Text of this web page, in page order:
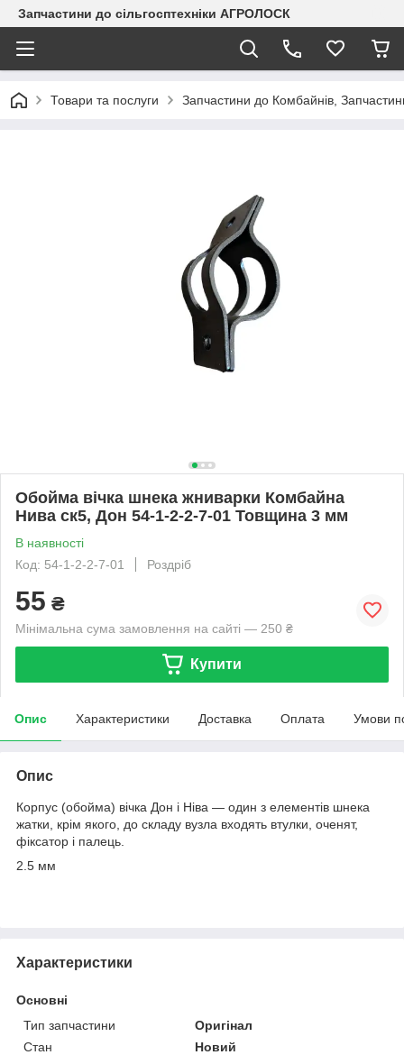
Запчастини до сільгосптехніки АГРОЛОСК
Товари та послуги Запчастини до Комбайнів,
Обойма вічка шнека жниварки Комбайна
Нива ск5, Дон 54-1-2-2-7-01 Товщина 3 мм
В наявності
Код: 54-1-2-2-7-01
Роздріб
55 ₴
Мінімальна сума замовлення на сайті — 250 ₴
Купити
Опис Характеристики Доставка Оплата Умови
Опис
Корпус (обойма) вічка Дон і Ніва — один з елементів шнека
жатки, крім якого, до складу вузла входять втулки, оченят,
фіксатор і палець.
2.5 мм
Характеристики
Основні
Тип запчастини
Оригінал
Стан
Новий